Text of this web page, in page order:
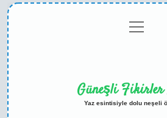
menüyü
aç
Güneşli Fikirler
Yaz esintisiyle dolu neşeli